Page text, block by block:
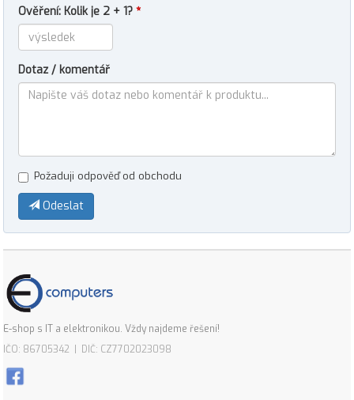
Ověření: Kolik je 2 + 1? *
Dotaz / komentář
Požaduji odpověď od obchodu
Odeslat
E-shop s IT a elektronikou. Vždy najdeme řešení!
IČO: 86705342 | DIČ: CZ7702023098